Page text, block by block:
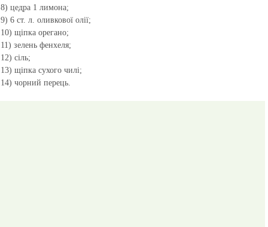
8) цедра 1 лимона;
9) 6 ст. л. оливкової олії;
10) щіпка орегано;
11) зелень фенхеля;
12) сіль;
13) щіпка сухого чилі;
14) чорний перець.